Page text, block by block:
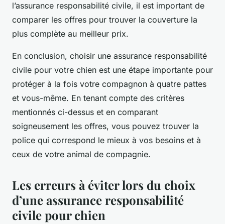
l’assurance responsabilité civile, il est important de
comparer les offres pour trouver la couverture la
plus complète au meilleur prix.
En conclusion, choisir une assurance responsabilité
civile pour votre chien est une étape importante pour
protéger à la fois votre compagnon à quatre pattes
et vous-même. En tenant compte des critères
mentionnés ci-dessus et en comparant
soigneusement les offres, vous pouvez trouver la
police qui correspond le mieux à vos besoins et à
ceux de votre animal de compagnie.
Les erreurs à éviter lors du choix
d’une assurance responsabilité
civile pour chien